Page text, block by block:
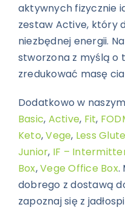
aktywnych fizycznie
zestaw Active, który
niezbędnej energii.
stworzona z myślą o
zredukować masę
Dodatkowo w
Basic, Active, Fit,
Keto,Vege, Less
Junior, IF –
Box,Vege Office Box.
dobrego z dostawą
zapoznaj się z